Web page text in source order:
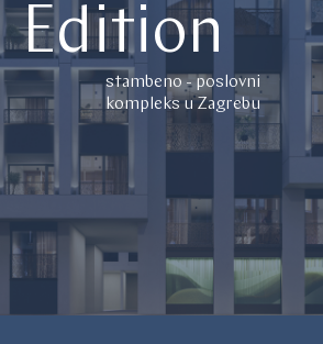
Edition
stambeno - poslovni
kompleks u Zagrebu